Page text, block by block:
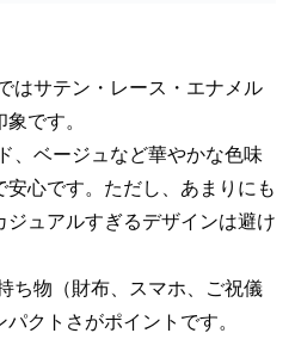
はサテン・レース・エナメル
です。
、ベージュなど華やかな色味
心です。ただし、あまりにも
ュアルすぎるデザインは避け
ち物（財布、スマホ、ご祝儀
クトさがポイントです。